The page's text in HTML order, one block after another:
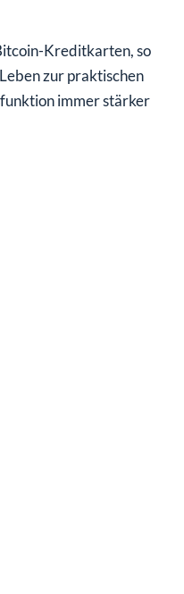
Bargeld-
Kreditkarten, so
zur praktischen
immer stärker